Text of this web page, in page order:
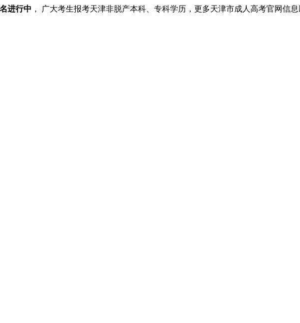
进行中 ， 广大考生报考天津非脱产本科、专科学历，更多天津市成人高考官网信